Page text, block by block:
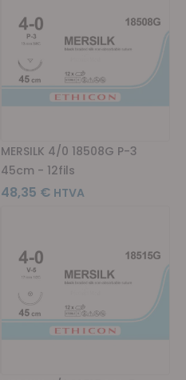
MERSILK 4/0 18508G P-3
45cm - 12fils
48,35 €